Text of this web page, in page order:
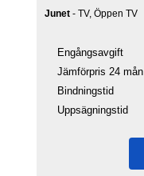
Junet - TV, Öppen TV
Engångsavgift
Jämförpris 24 mån
Bindningstid
Uppsägningstid